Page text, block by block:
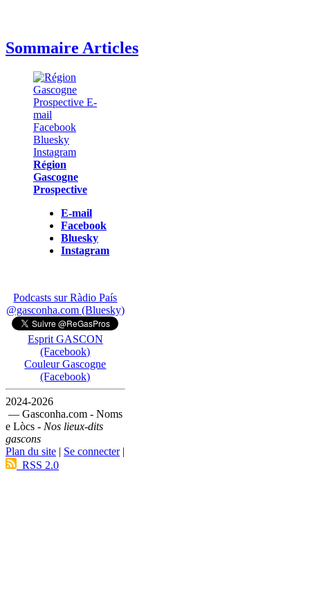
Sommaire Articles
Région
Gascogne
Prospective
E-mail
Facebook
Bluesky
Instagram
Podcasts sur Ràdio País
@gasconha.com (Bluesky)
Esprit GASCON
(Facebook)
Couleur Gascogne
(Facebook)
2024-2026
— Gasconha.com - Noms
e Lòcs - Nos lieux-dits
gascons
Plan du site | Se connecter|
RSS 2.0